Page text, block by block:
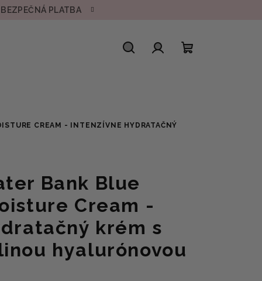
PLATBA
CREAM - INTENZÍVNE HYDRATAČNÝ
Bank Blue
Cream -
krém s
hyalurónovou